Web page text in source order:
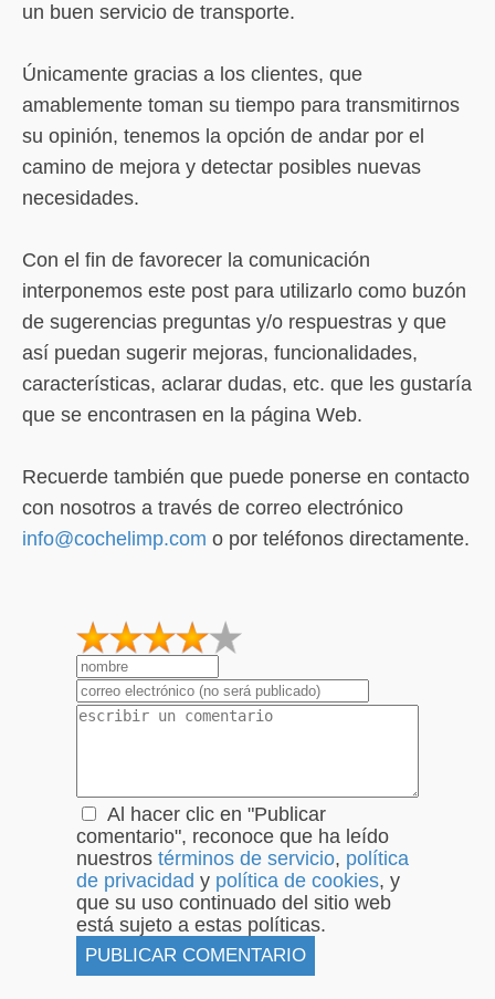
un buen servicio de transporte.
Únicamente gracias a los clientes, que
amablemente toman su tiempo para transmitirnos
su opinión, tenemos la opción de andar por el
camino de mejora y detectar posibles nuevas
necesidades.
Con el fin de favorecer la comunicación
interponemos este post para utilizarlo como buzón
de sugerencias preguntas y/o respuestras y que
así puedan sugerir mejoras, funcionalidades,
características, aclarar dudas, etc. que les gustaría
que se encontrasen en la página Web.
Recuerde también que puede ponerse en contacto
con nosotros a través de correo electrónico
info@cochelimp.com o por teléfonos directamente.
2
1
Al hacer clic en "Publicar
comentario", reconoce que ha leído
nuestros términos de servicio, política
de privacidad y política de cookies, y
que su uso continuado del sitio web
está sujeto a estas políticas.